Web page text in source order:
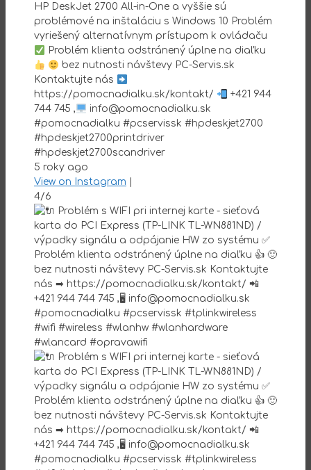
HP DeskJet 2700 All-in-One a vyššie sú
problémové na inštaláciu s Windows 10 Problém
vyriešený alternatívnym prístupom k ovládaču
Problém klienta odstránený úplne na diaľku
bez nutnosti návštevy PC-Servis.sk
Kontaktujte nás
https://pomocnadialku.sk/kontakt/
+421 944
744 745 ,
info@pomocnadialku.sk
#pomocnadialku #pcservissk #hpdeskjet2700
#hpdeskjet2700printdriver
#hpdeskjet2700scandriver
5 roky ago
View on Instagram
4/6